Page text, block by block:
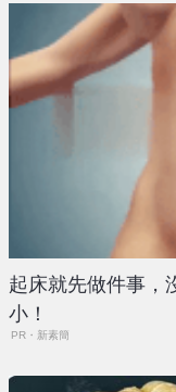
起床就先做件事，
小！
PR・新素簡